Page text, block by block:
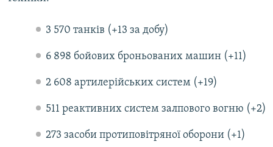
3 570 танків (+13 за добу)
6 898 бойових броньованих машин (+11)
2 608 артилерійських систем (+19)
511 реактивних систем залпового вогню (+2)
273 засоби протиповітряної оборони (+1)